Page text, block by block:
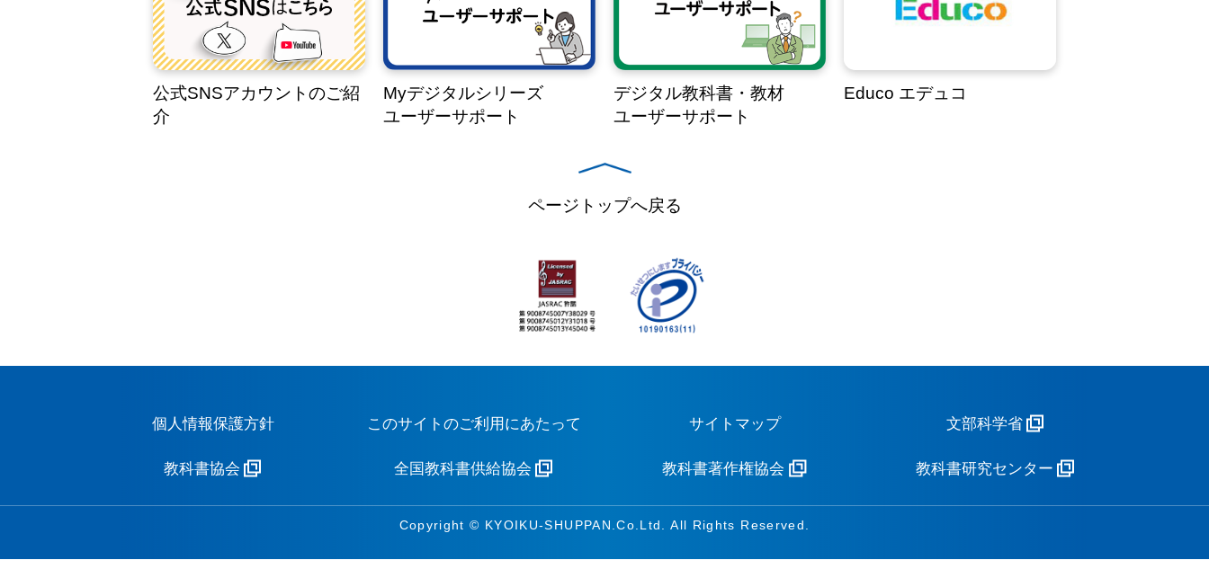
公式SNSアカウントのご紹
介
Myデジタルシリーズ
ユーザーサポート
デジタル教科書・教材
ユーザーサポート
Educo エデュコ
ページトップへ戻る
個人情報保護方針 このサイトのご利用にあたって サイトマップ 文部科学省
教科書協会 全国教科書供給協会 教科書著作権協会 教科書研究センター
Copyright © KYOIKU-SHUPPAN.Co.Ltd. All Rights Reserved.